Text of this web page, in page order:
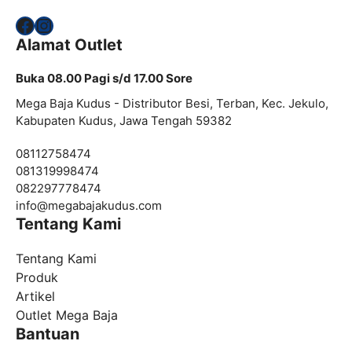
Facebook
Instagram
Alamat Outlet
Buka 08.00 Pagi s/d 17.00 Sore
Mega Baja Kudus - Distributor Besi, Terban, Kec. Jekulo,
Kabupaten Kudus, Jawa Tengah 59382
08112758474
081319998474
082297778474
info@megabajakudus.com
Tentang Kami
Tentang Kami
Produk
Artikel
Outlet Mega Baja
Bantuan